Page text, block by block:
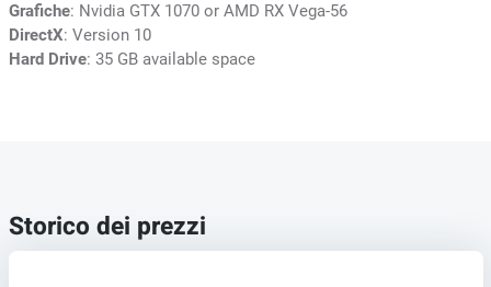
Grafiche: Nvidia GTX 1070 or AMD RX Vega-56
DirectX: Version 10
Hard Drive: 35 GB available space
Storico dei prezzi